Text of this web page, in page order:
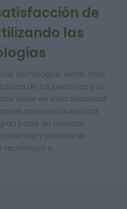
de
las
tecnologías están más
de las personas y la
clave en esta sociedad
ante una auténtica
parte de nuestra
y privada se
tecnología y …